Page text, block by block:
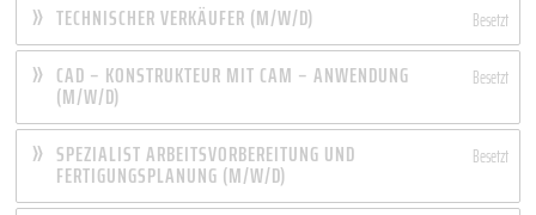
TECHNISCHER VERKÄUFER (M/W/D) Besetzt
CAD – KONSTRUKTEUR MIT CAM – ANWENDUNG
(M/W/D)
Besetzt
SPEZIALIST ARBEITSVORBEREITUNG UND
FERTIGUNGSPLANUNG (M/W/D)
Besetzt